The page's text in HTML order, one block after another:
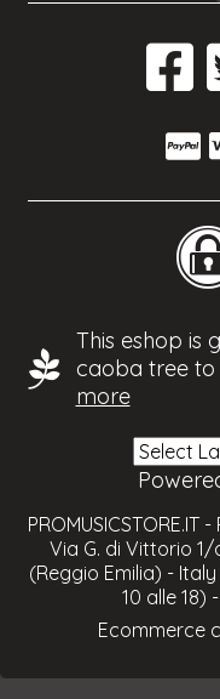
This eshop is
caoba tree
more
PROMUSICSTORE.IT
Via G. di Vittorio
(Reggio Emilia) -
10 alle 18) -
Ecommerce